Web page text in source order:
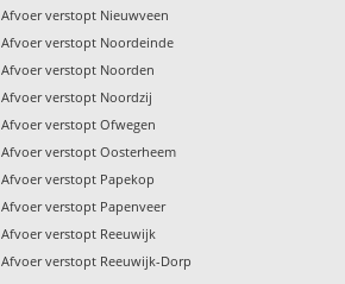
Afvoer verstopt Nieuwveen
Afvoer verstopt Noordeinde
Afvoer verstopt Noorden
Afvoer verstopt Noordzij
Afvoer verstopt Ofwegen
Afvoer verstopt Oosterheem
Afvoer verstopt Papekop
Afvoer verstopt Papenveer
Afvoer verstopt Reeuwijk
Afvoer verstopt Reeuwijk-Dorp